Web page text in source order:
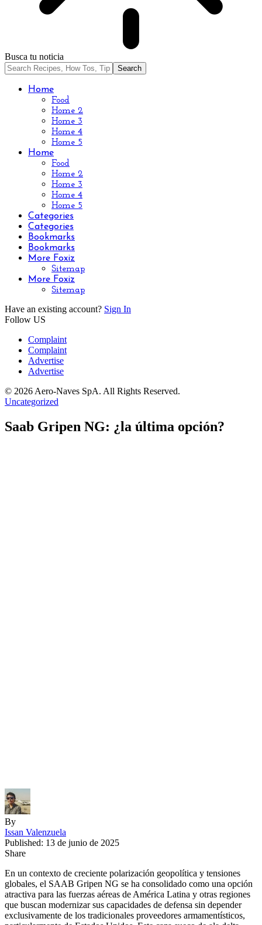
Busca tu noticia
Home
Food
Home 2
Home 3
Home 4
Home 5
Home
Food
Home 2
Home 3
Home 4
Home 5
Categories
Categories
Bookmarks
Bookmarks
More Foxiz
Sitemap
More Foxiz
Sitemap
Have an existing account? Sign In
Follow US
Complaint
Complaint
Advertise
Advertise
© 2026 Aero-Naves SpA. All Rights Reserved.
Uncategorized
Saab Gripen NG: ¿la última opción?
By
Issan Valenzuela
Published: 13 de junio de 2025
Share
En un contexto de creciente polarización geopolítica y tensiones
globales, el SAAB Gripen NG se ha consolidado como una opción
atractiva para las fuerzas aéreas de América Latina y otras regiones
que buscan modernizar sus capacidades de defensa sin depender
exclusivamente de los tradicionales proveedores armamentísticos,